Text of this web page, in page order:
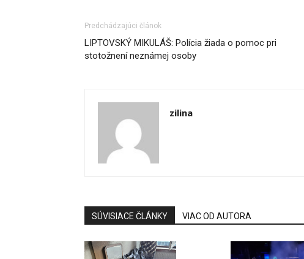
Predchádzajúci článok
LIPTOVSKÝ MIKULÁŠ: Polícia žiada o pomoc pri
stotožnení neznámej osoby
zilina
SÚVISIACE ČLÁNKY VIAC OD AUTORA